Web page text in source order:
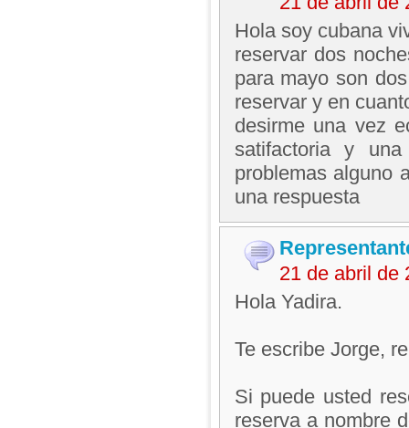
Hola soy cubana
reservar dos
para mayo son
reservar y en
desirme una vez
satifactoria y
problemas alguno
una respuesta
21 de abril de
Hola Yadira.
Te escribe Jorge,
Si puede usted
reserva a nombre